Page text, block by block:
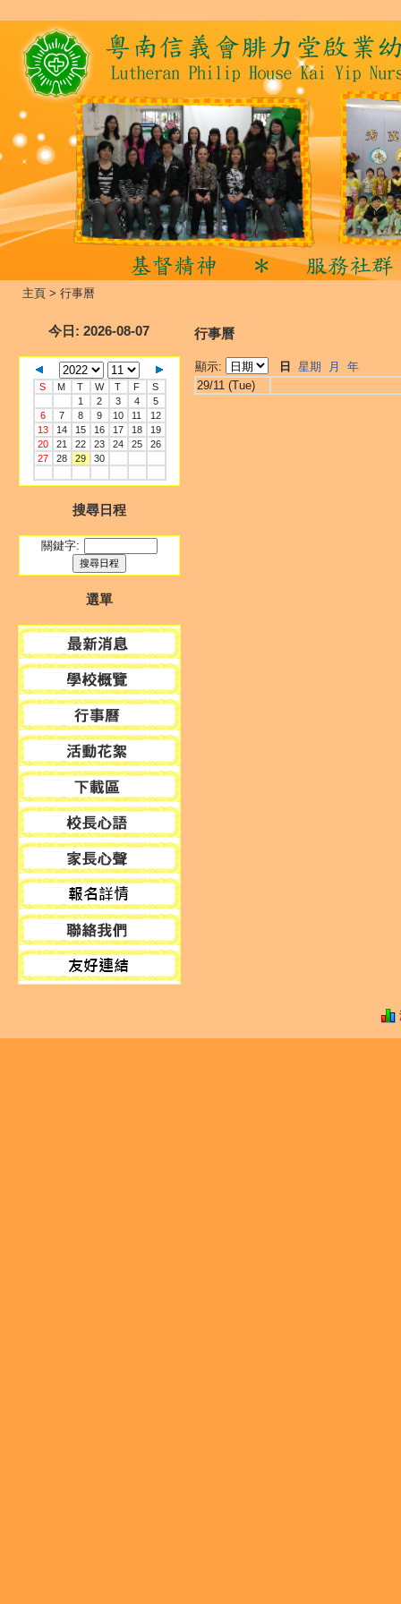
主頁 > 行事曆
今日 : 2026-08-07
S M T W T F
S
1
2 3 4
5
6
7 8 9 10 11
12
13
14 15 16 17 18
19
20
21 22 23 24 25
26
27
28 29 30
搜尋日程
關鍵字:
選單
行事曆
顯示: 日 星期 月
年
29/11 (Tue)